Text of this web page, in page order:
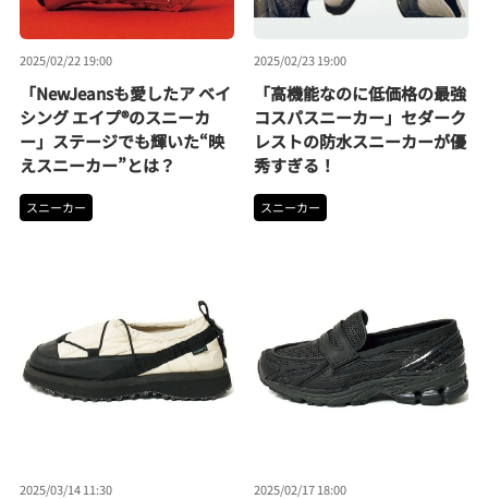
2025/02/22 19:00
「NewJeansも愛したア ベイ
シング エイプ®のスニーカ
ー」ステージでも輝いた“映
えスニーカー”とは？
スニーカー
2025/02/23 19:00
「高機能なのに低価格の最強
コスパスニーカー」セダーク
レストの防水スニーカーが優
秀すぎる！
スニーカー
2025/03/14 11:30 2025/02/17 18:00